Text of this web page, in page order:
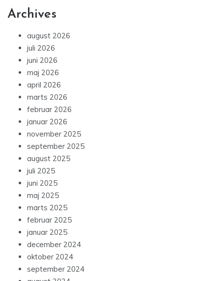
Archives
august 2026
juli 2026
juni 2026
maj 2026
april 2026
marts 2026
februar 2026
januar 2026
november 2025
september 2025
august 2025
juli 2025
juni 2025
maj 2025
marts 2025
februar 2025
januar 2025
december 2024
oktober 2024
september 2024